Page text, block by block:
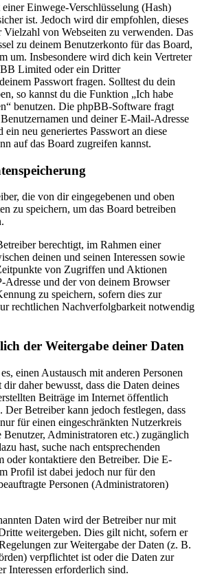
Einwege-Verschlüsselung (Hash)
ist. Jedoch wird dir empfohlen, dieses
Vielzahl von Webseiten zu verwenden. Das
zu deinem Benutzerkonto für das Board,
um. Insbesondere wird dich kein Vertreter
Limited oder ein Dritter
Passwort fragen. Solltest du dein
so kannst du die Funktion „Ich habe
benutzen. Die phpBB-Software fragt
und deiner E-Mail-Adresse
ein neu generiertes Passwort an diese
auf das Board zugreifen kannst.
die von dir eingegebenen und oben
zu speichern, um das Board betreiben
berechtigt, im Rahmen einer
deinen und seinen Interessen sowie
von Zugriffen und Aktionen
Adresse und der von deinem Browser
zu speichern, sofern dies zur
rechtlichen Nachverfolgbarkeit notwendig
der Weitergabe deiner Daten
einen Austausch mit anderen Personen
daher bewusst, dass die Daten deines
Beiträge im Internet öffentlich
Der Betreiber kann jedoch festlegen, dass
für einen eingeschränkten Nutzerkreis
Benutzer, Administratoren etc.) zugänglich
hast, suche nach entsprechenden
oder kontaktiere den Betreiber. Die E-
Profil ist dabei jedoch nur für den
Personen (Administratoren)
Daten wird der Betreiber nur mit
weitergeben. Dies gilt nicht, sofern er
zur Weitergabe der Daten (z. B.
verpflichtet ist oder die Daten zur
Interessen erforderlich sind.